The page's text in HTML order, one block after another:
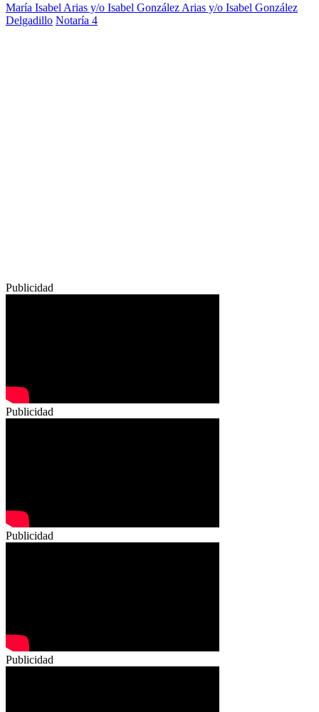
María Isabel Arias y/o Isabel González Arias y/o Isabel González
Delgadillo Notaría 4
Publicidad
Publicidad
Publicidad
Publicidad